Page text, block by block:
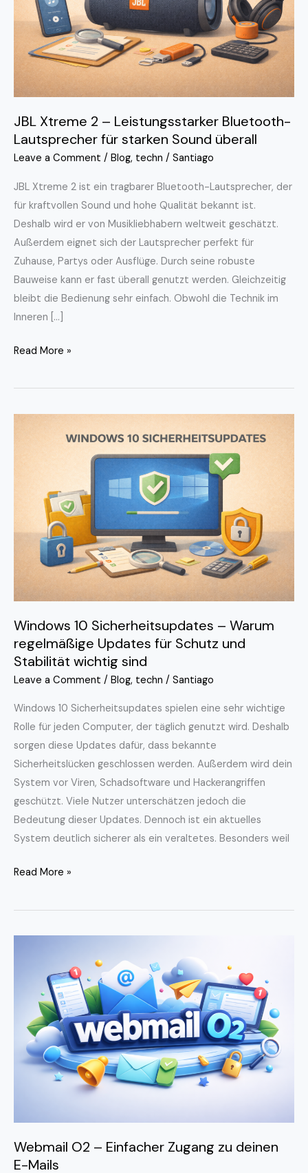
JBL Xtreme 2 – Leistungsstarker Bluetooth-
Lautsprecher für starken Sound überall
Leave a Comment / Blog, techn / Santiago
JBL Xtreme 2 ist ein tragbarer Bluetooth-Lautsprecher, der
für kraftvollen Sound und hohe Qualität bekannt ist.
Deshalb wird er von Musikliebhabern weltweit geschätzt.
Außerdem eignet sich der Lautsprecher perfekt für
Zuhause, Partys oder Ausflüge. Durch seine robuste
Bauweise kann er fast überall genutzt werden. Gleichzeitig
bleibt die Bedienung sehr einfach. Obwohl die Technik im
Inneren […]
Bluetooth-
Lautsprecher
für
Read More »
Windows 10 Sicherheitsupdates – Warum
regelmäßige Updates für Schutz und
Stabilität wichtig sind
Leave a Comment / Blog, techn / Santiago
Windows 10 Sicherheitsupdates spielen eine sehr wichtige
Rolle für jeden Computer, der täglich genutzt wird. Deshalb
sorgen diese Updates dafür, dass bekannte
Sicherheitslücken geschlossen werden. Außerdem wird dein
System vor Viren, Schadsoftware und Hackerangriffen
geschützt. Viele Nutzer unterschätzen jedoch die
Bedeutung dieser Updates. Dennoch ist ein aktuelles
System deutlich sicherer als ein veraltetes. Besonders weil
Windows
Sicherheitsupdates
Warum
regelmäßige
Updates
Schutz
und
wichtig
sind
Read More »
Webmail O2 – Einfacher Zugang zu deinen
E-Mails
Einfacher
Zugang
deinen